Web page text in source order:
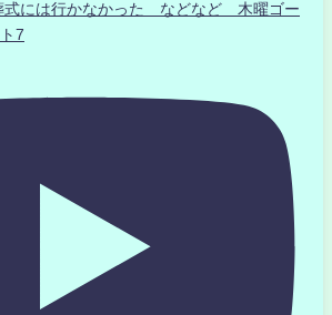
には行かなかった などなど 木曜ゴー
7